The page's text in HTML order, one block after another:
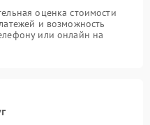
оценка стоимости
и возможность
или онлайн на